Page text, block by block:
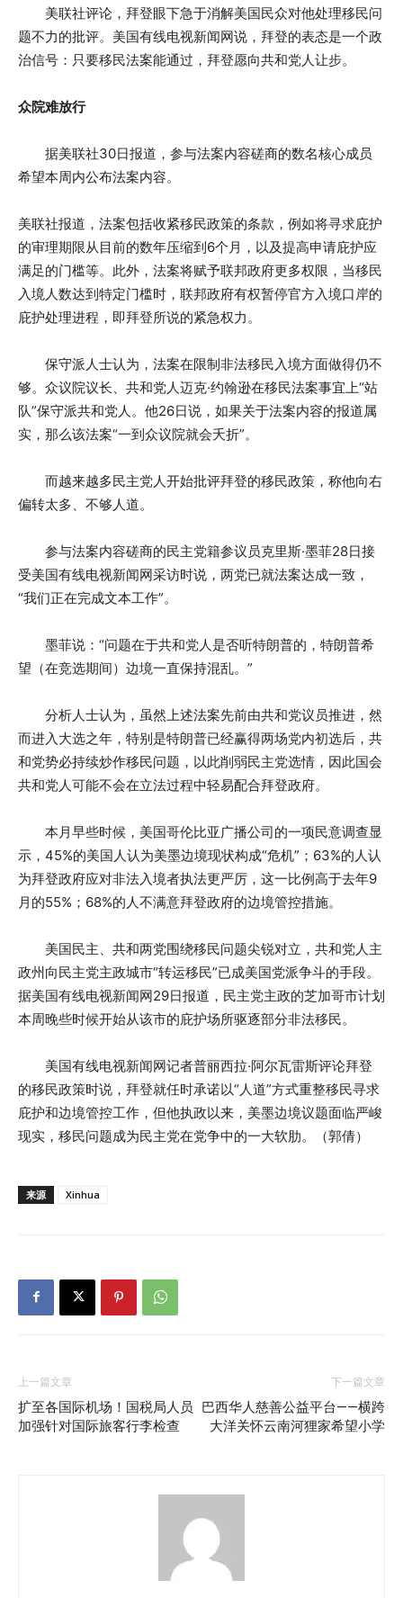
美联社评论，拜登眼下急于消解美国民众对他处理移民问
题不力的批评。美国有线电视新闻网说，拜登的表态是一个政
治信号：只要移民法案能通过，拜登愿向共和党人让步。
众院难放行
据美联社30日报道，参与法案内容磋商的数名核心成员
希望本周内公布法案内容。
美联社报道，法案包括收紧移民政策的条款，例如将寻求庇护
的审理期限从目前的数年压缩到6个月，以及提高申请庇护应
满足的门槛等。此外，法案将赋予联邦政府更多权限，当移民
入境人数达到特定门槛时，联邦政府有权暂停官方入境口岸的
庇护处理进程，即拜登所说的紧急权力。
保守派人士认为，法案在限制非法移民入境方面做得仍不
够。众议院议长、共和党人迈克·约翰逊在移民法案事宜上“站
队”保守派共和党人。他26日说，如果关于法案内容的报道属
实，那么该法案“一到众议院就会夭折”。
而越来越多民主党人开始批评拜登的移民政策，称他向右
偏转太多、不够人道。
参与法案内容磋商的民主党籍参议员克里斯·墨菲28日接
受美国有线电视新闻网采访时说，两党已就法案达成一致，
“我们正在完成文本工作”。
墨菲说：“问题在于共和党人是否听特朗普的，特朗普希
望（在竞选期间）边境一直保持混乱。”
分析人士认为，虽然上述法案先前由共和党议员推进，然
而进入大选之年，特别是特朗普已经赢得两场党内初选后，共
和党势必持续炒作移民问题，以此削弱民主党选情，因此国会
共和党人可能不会在立法过程中轻易配合拜登政府。
本月早些时候，美国哥伦比亚广播公司的一项民意调查显
示，45%的美国人认为美墨边境现状构成“危机”；63%的人认
为拜登政府应对非法入境者执法更严厉，这一比例高于去年9
月的55%；68%的人不满意拜登政府的边境管控措施。
美国民主、共和两党围绕移民问题尖锐对立，共和党人主
政州向民主党主政城市“转运移民”已成美国党派争斗的手段。
据美国有线电视新闻网29日报道，民主党主政的芝加哥市计划
本周晚些时候开始从该市的庇护场所驱逐部分非法移民。
美国有线电视新闻网记者普丽西拉·阿尔瓦雷斯评论拜登
的移民政策时说，拜登就任时承诺以“人道”方式重整移民寻求
庇护和边境管控工作，但他执政以来，美墨边境议题面临严峻
现实，移民问题成为民主党在党争中的一大软肋。（郭倩）
来源 Xinhua
上一篇文章
扩至各国际机场！国税局人员
加强针对国际旅客行李检查
下一篇文章
巴西华人慈善公益平台——横跨
大洋关怀云南河狸家希望小学